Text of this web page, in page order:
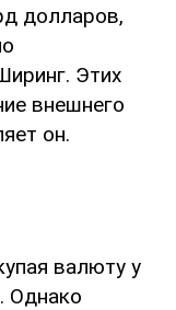
долларов,
Этих
внешнего
он.
валюту у
Однако